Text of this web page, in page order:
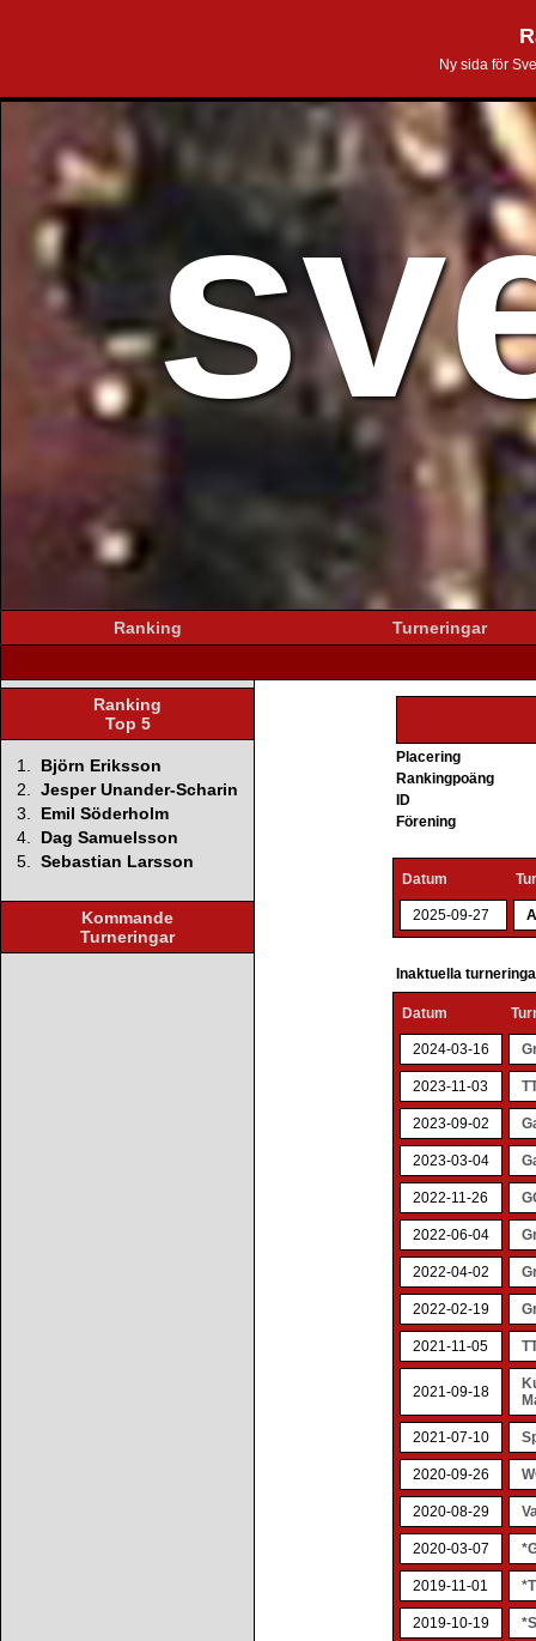
Ny sida för
Ranking Turneringar
Ranking
Top 5
1.
Björn Eriksson
2. Jesper Unander-Scharin
3.
Emil Söderholm
4.
Dag Samuelsson
5. Sebastian Larsson
Kommande
Turneringar
Placering
Rankingpoäng
ID
Förening
Datum
2025-09-27
Inaktuella
Datum
2024-03-16
2023-11-03
2023-09-02
2023-03-04
2022-11-26
2022-06-04
2022-04-02
2022-02-19
2021-11-05
2021-09-18
2021-07-10
2020-09-26
2020-08-29
2020-03-07
2019-11-01
2019-10-19